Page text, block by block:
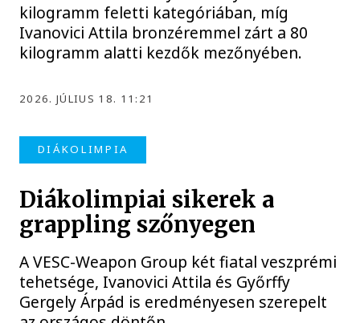
kilogramm feletti kategóriában, míg
Ivanovici Attila bronzéremmel zárt a 80
kilogramm alatti kezdők mezőnyében.
2026. JÚLIUS 18. 11:21
DIÁKOLIMPIA
Diákolimpiai sikerek a
grappling szőnyegen
A VESC-Weapon Group két fiatal veszprémi
tehetsége, Ivanovici Attila és Győrffy
Gergely Árpád is eredményesen szerepelt